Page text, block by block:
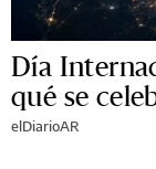
Día
qué se
elDiarioAR